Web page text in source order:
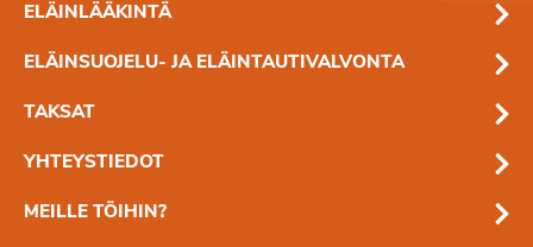
ELÄINLÄÄKINTÄ
ELÄINSUOJELU- JA ELÄINTAUTIVALVONTA
TAKSAT
YHTEYSTIEDOT
MEILLE TÖIHIN?